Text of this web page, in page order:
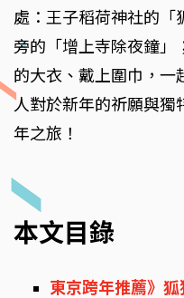
處：王子稻荷神社的「
旁的「增上寺除夜鐘」
的大衣、戴上圍巾，一
人對於新年的祈願與獨
年之旅！
本文目錄
東京跨年推薦》